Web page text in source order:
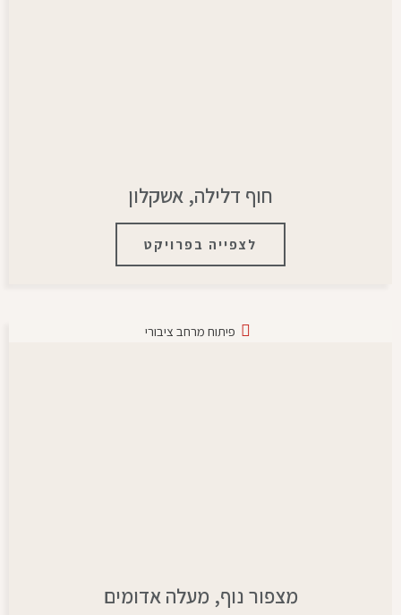
חוף דלילה, אשקלון
לצפייה בפרויקט
פיתוח מרחב ציבורי
מצפור נוף, מעלה אדומים